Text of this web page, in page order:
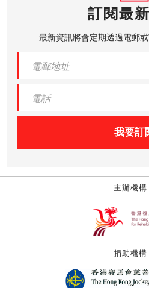
訂閱最
最新資訊將會定期透過電郵
我要訂
主辦機構
捐助機構